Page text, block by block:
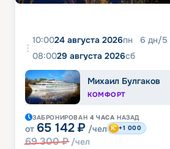
10:0024 августа 2026пн 6 дн/5
08:0029 августа 2026сб
Михаил Булгаков
КОМФОРТ
ЗАБРОНИРОВАН 4 ЧАСА НАЗАД
от 65 142 ₽ /чел
69 300₽ /чел
+1 000